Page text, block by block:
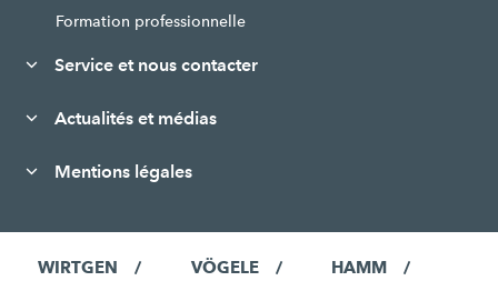
Formation professionnelle
Service et nous contacter
Actualités et médias
Mentions légales
WIRTGEN VÖGELE HAMM